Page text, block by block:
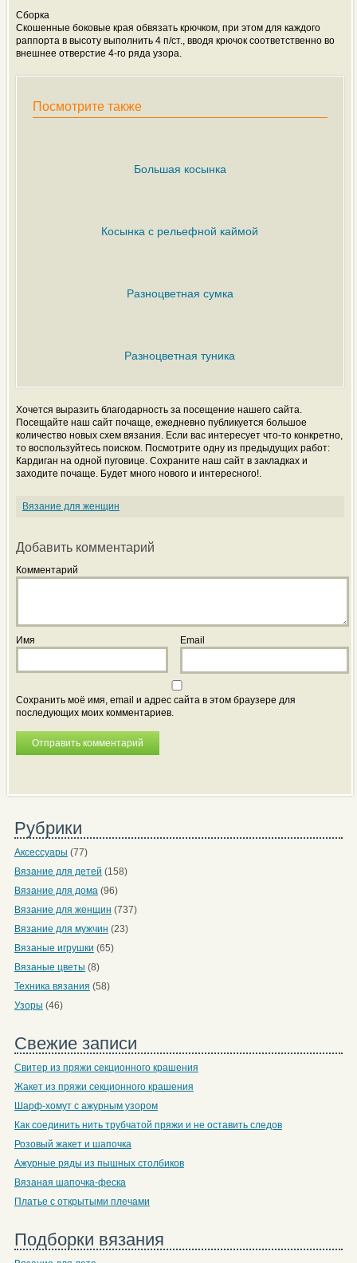
Сборка
Скошенные боковые края обвязать крючком, при этом для каждого
раппорта в высоту выполнить 4 п/ст., вводя крючок соответственно во
внешнее отверстие 4-го ряда узора.
Посмотрите также
Большая косынка
Косынка с рельефной каймой
Разноцветная сумка
Разноцветная туника
Хочется выразить благодарность за посещение нашего сайта.
Посещайте наш сайт почаще, ежедневно публикуется большое
количество новых схем вязания. Если вас интересует что-то конкретно,
то воспользуйтесь поиском. Посмотрите одну из предыдущих работ:
Кардиган на одной пуговице. Сохраните наш сайт в закладках и
заходите почаще. Будет много нового и интересного!.
Вязание для женщин
Добавить комментарий
Комментарий
Имя Email
Сохранить моё имя, email и адрес сайта в этом браузере для
последующих моих комментариев.
Рубрики
Аксессуары (77)
Вязание для детей (158)
Вязание для дома(96)
Вязание для женщин (737)
Вязание для мужчин (23)
Вязаные игрушки (65)
Вязаные цветы (8)
Техника вязания (58)
Узоры (46)
Свежие записи
Свитер из пряжи секционного крашения
Жакет из пряжи секционного крашения
Шарф-хомут с ажурным узором
Как соединить нить трубчатой пряжи и не оставить следов
Розовый жакет и шапочка
Ажурные ряды из пышных столбиков
Вязаная шапочка-феска
Платье с открытыми плечами
Подборки вязания